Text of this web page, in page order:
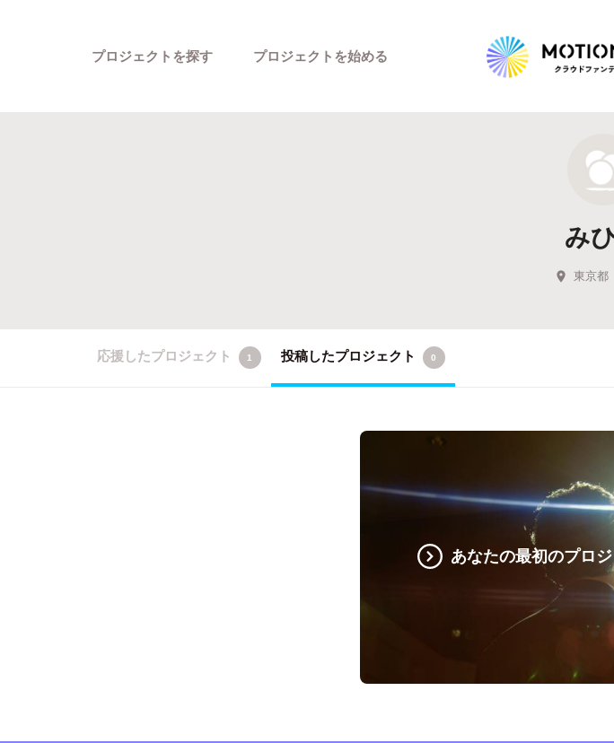
プロジェクトを探す
新着プロジ
キュレータ
プロジェクトを始める
み
東京都
応援したプロジェクト 1 投稿したプロジェクト 0
あなたの最初のプロ